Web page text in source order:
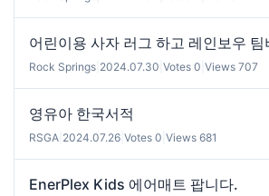
어린이용 사자 러그 하고 레인보우
Rock Springs 2024.07.30 Votes 0 Views 707
영유아 한국서적
RSGA 2024.07.26 Votes 0 Views 681
EnerPlex Kids 에어매트 팝니다.